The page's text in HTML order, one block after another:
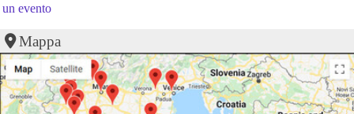
un evento
Mappa